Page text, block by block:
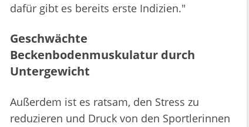
dafür gibt es bereits erste Indizien."
Geschwächte
Beckenbodenmuskulatur durch
Untergewicht
Außerdem ist es ratsam, den Stress zu
reduzieren und Druck von den Sportlerinnen